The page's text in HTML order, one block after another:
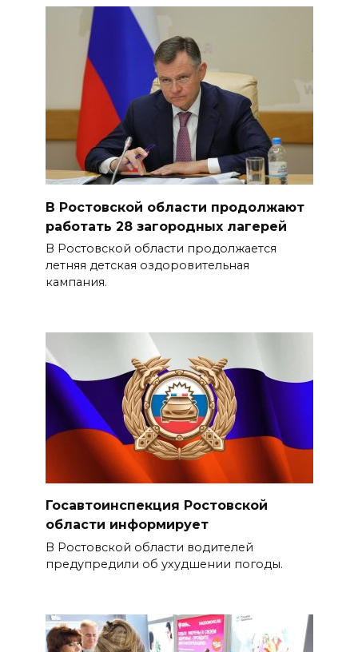
В Ростовской области продолжают
работать 28 загородных лагерей
В Ростовской области продолжается
летняя детская оздоровительная
кампания.
Госавтоинспекция Ростовской
области информирует
В Ростовской области водителей
предупредили об ухудшении погоды.